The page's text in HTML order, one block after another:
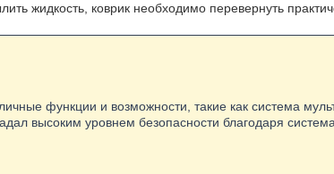
жидкость, коврик необходимо перевернуть
функции и возможности, такие как система
высоким уровнем безопасности благодаря